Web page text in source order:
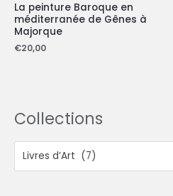
La peinture Baroque en
méditerranée de Gênes à
Majorque
€20,00
Collections
Livres d’Art (7)